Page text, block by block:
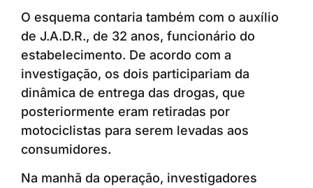
O esquema contaria também com o auxílio
de J.A.D.R., de 32 anos, funcionário do
estabelecimento. De acordo com a
investigação, os dois participariam da
dinâmica de entrega das drogas, que
posteriormente eram retiradas por
motociclistas para serem levadas aos
consumidores.
Na manhã da operação, investigadores